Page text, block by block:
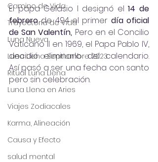
Camino de Vida
Trayectoría de Vida
Luna Nueva
Luna Llena Septiembre 2023
Ritual Luna Llena
Luna Llena en Aries
Viajes Zodiacales
Karma, Alineación
Causa y Efecto
salud mental
El papa Gelasio I designó el 14 de
febrero de 494 el primer día oficial
de San Valentín, Pero en el Concilio
Vaticano II en 1969, el Papa Pablo IV,
decidió eliminarlo del calendario.
Así pasó a ser una fecha con santo
pero sin celebración.